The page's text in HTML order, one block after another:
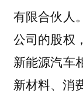
有限合伙人
公司的股权
新能源汽车
新材料、消